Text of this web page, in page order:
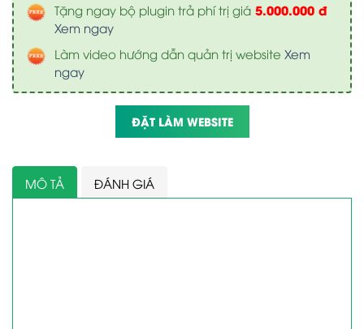
Tặng ngay bộ plugin trả phí trị giá 5.000.000 đ
Xem ngay
Làm video hướng dẫn quản trị website Xem
ngay
ĐẶT LÀM WEBSITE
MÔ TẢ ĐÁNH GIÁ